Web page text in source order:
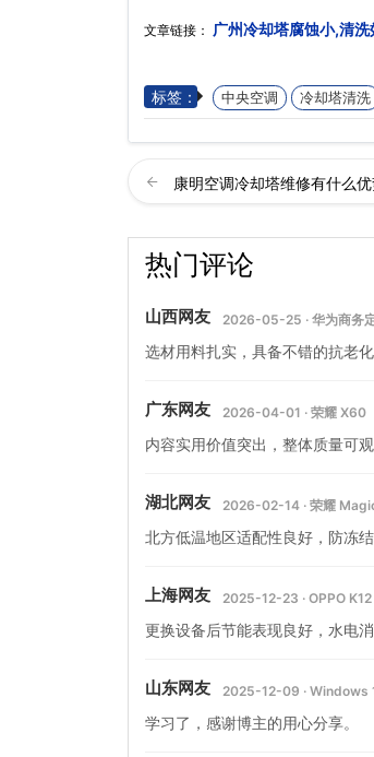
文章链接： 广州冷却塔腐蚀小,清
标签： 中央空调 冷却塔清洗
康明空调冷却塔维修有什么
热门评论
山西网友 2026-05-25 · 华为商务
选材用料扎实，具备不错的抗老
广东网友 2026-04-01 · 荣耀 X60
内容实用价值突出，整体质量可
湖北网友 2026-02-14 · 荣耀
北方低温地区适配性良好，防冻
上海网友 2025-12-23 · OPPO K12
更换设备后节能表现良好，水电
山东网友 2025-12-09 · Windows
学习了，感谢博主的用心分享。